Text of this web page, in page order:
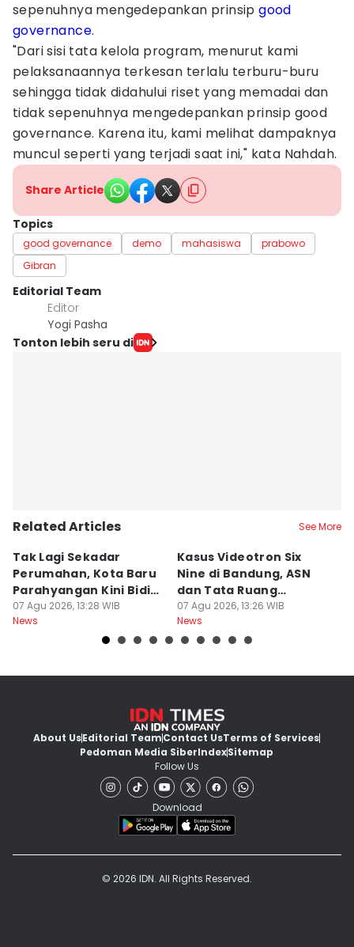
sepenuhnya mengedepankan prinsipgood
governance.
"Dari sisi tata kelola program, menurut kami
pelaksanaannya terkesan terlalu terburu-buru
sehingga tidak didahului riset yang memadai dan
tidak sepenuhnya mengedepankan prinsip good
governance. Karena itu, kami melihat dampaknya
muncul seperti yang terjadi saat ini," kata Nahdah.
Share Article
Topics
good governance demo mahasiswa
prabowo
Gibran
Editorial Team
Editor
Yogi Pasha
Tonton lebih seru di
Related Articles See More
Tak Lagi Sekadar
Perumahan, Kota Baru
Parahyangan Kini Bidik
Wisatawan
07 Agu 2026, 13:28 WIB
News
Kasus Videotron Six
Nine di Bandung, ASN
dan Tata Ruang
Diperiksa
07 Agu 2026, 13:26 WIB
News
About UsEditorial TeamContact UsTerms of Services
Pedoman Media SiberIndexSitemap
Follow Us
Download
© 2026 IDN. All Rights Reserved.